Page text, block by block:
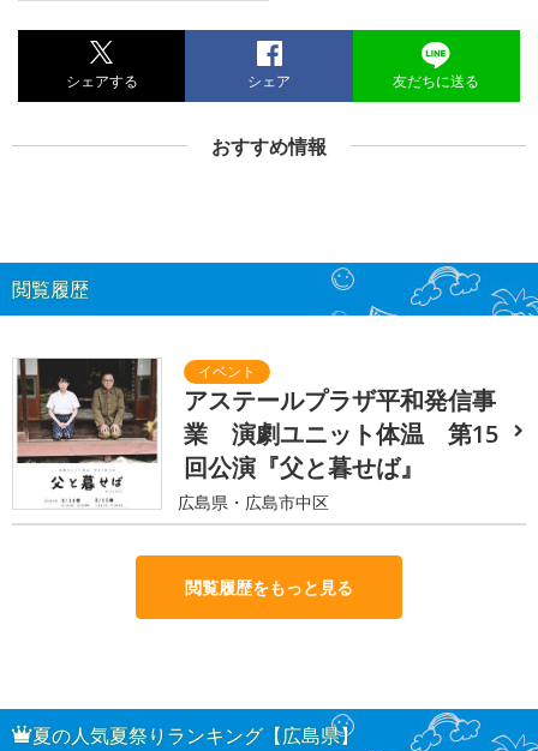
シェアする シェア 友だちに送る
おすすめ情報
閲覧履歴
アステールプラザ平和発信事
業 演劇ユニット体温 第15
回公演『父と暮せば』
広島県・広島市中区
閲覧履歴をもっと見る
夏の人気夏祭りランキング【広島県】